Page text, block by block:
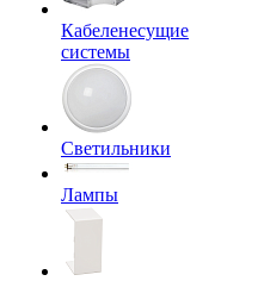
Кабеленесущие
системы
Светильники
Лампы